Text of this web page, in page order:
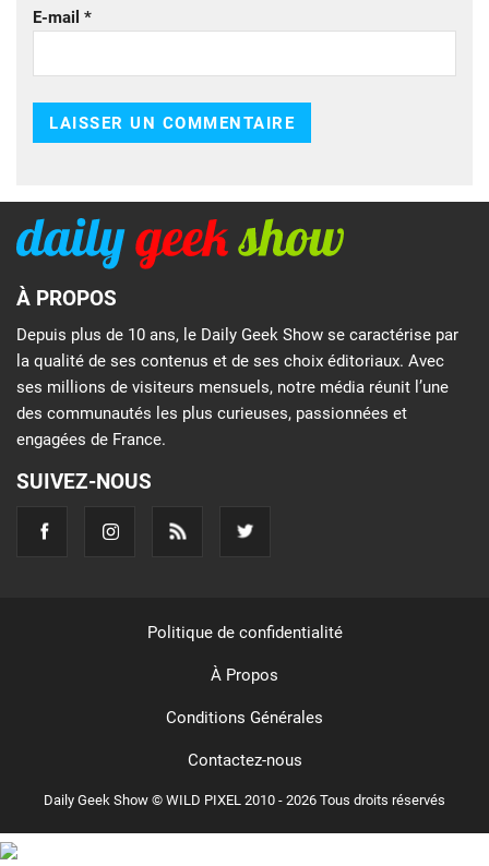
E-mail *
À PROPOS
Depuis plus de 10 ans, le Daily Geek Show se caractérise par
la qualité de ses contenus et de ses choix éditoriaux. Avec
ses millions de visiteurs mensuels, notre média réunit l’une
des communautés les plus curieuses, passionnées et
engagées de France.
SUIVEZ-NOUS
Daily Geek Show © WILD PIXEL 2010 - 2026 Tous droits réservés
Politique de confidentialité
À Propos
Conditions Générales
Contactez-nous